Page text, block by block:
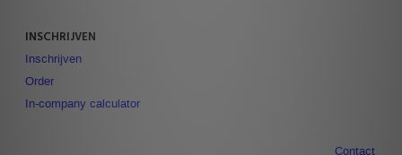
INSCHRIJVEN
Inschrijven
Order
In-company calculator
Contact